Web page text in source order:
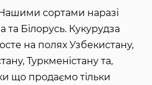
сортами наразі
та Білорусь. Кукурудза
на полях Узбекистану,
Туркменістану та,
що продаємо тільки